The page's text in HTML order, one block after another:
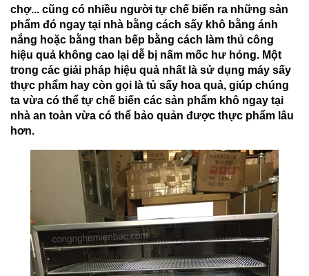
chợ... cũng có nhiều người tự chế biến ra những sản
phẩm đó ngay tại nhà bằng cách sấy khô bằng ánh
nắng hoặc bằng than bếp bằng cách làm thủ công
hiệu quả không cao lại dễ bị nấm mốc hư hỏng. Một
trong các giải pháp hiệu quả nhất là sử dụng máy sấy
thực phẩm hay còn gọi là tủ sấy hoa quả, giúp chúng
ta vừa có thể tự chế biến các sản phẩm khô ngay tại
nhà an toàn vừa có thể bảo quản được thực phẩm lâu
hơn.